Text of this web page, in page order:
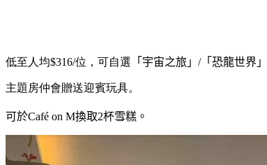
低至人均$316/位，可自選 「宇宙之旅」 /「恐龍世界」
主題房仲會贈送迎賓玩具。
可於Café on M換取2杯雪糕。